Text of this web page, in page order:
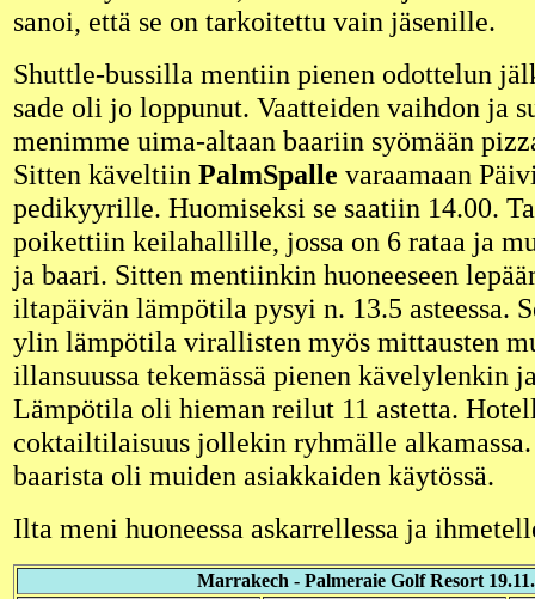
sanoi, että se on tarkoitettu vain jäsenille.
Shuttle-bussilla mentiin pienen odottelun
sade oli jo loppunut. Vaatteiden vaihdon ja
menimme uima-altaan baariin syömään
Sitten käveltiin PalmSpalle varaamaan
pedikyyrille. Huomiseksi se saatiin 14.00.
poikettiin keilahallille, jossa on 6 rataa ja
ja baari. Sitten mentiinkin huoneeseen
iltapäivän lämpötila pysyi n. 13.5 asteessa.
ylin lämpötila virallisten myös mittausten
illansuussa tekemässä pienen kävelylenkin
Lämpötila oli hieman reilut 11 astetta.
coktailtilaisuus jollekin ryhmälle
baarista oli muiden asiakkaiden käytössä.
Ilta meni huoneessa askarrellessa ja
Marrakech - Palmeraie Golf Resort